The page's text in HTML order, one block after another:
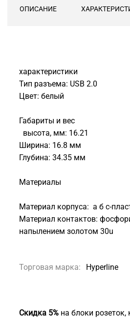
ОПИСАНИЕ
характеристики
Тип разъема: USB 2.0
Цвет: белый
Габариты и вес
высота, мм: 16.21
Ширина: 16.8 мм
Глубина: 34.35 мм
Материалы
Материал корпуса: а б с-
Материал контактов:
напылением золотом 30u
Торговая марка: Hyperline
Скидка 5% на блоки розеток,